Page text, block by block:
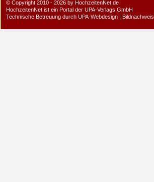
© Copyright 2010 - 2026 by HochzeitenNet.de
HochzeitenNet ist ein Portal der UPA-Verlags GmbH
Technische Betreuung durch UPA-Webdesign | Bildnachweis